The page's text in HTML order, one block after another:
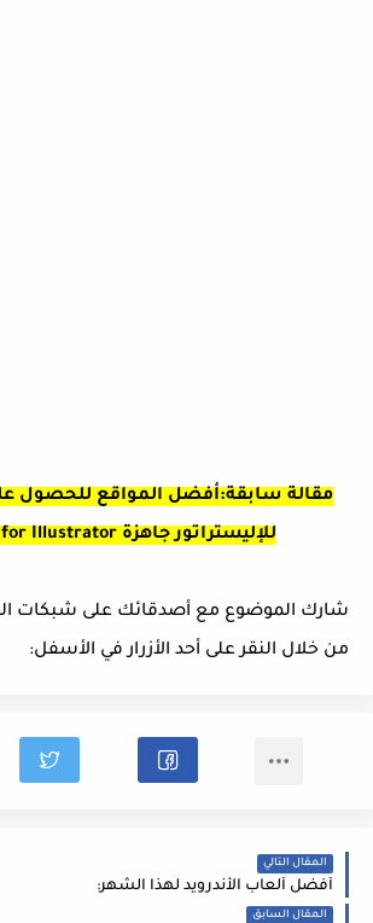
مقالة سابقة:أفضل المواقع للحصول
للإليستراتور جاهزة Eps file for Illustrator:
شارك الموضوع مع أصدقائك على شبكات
من خلال النقر على أحد الأزرار في الأسفل:
المقال التالي
أفضل ألعاب الأندرويد لهذا الشهر:
المقال السابق